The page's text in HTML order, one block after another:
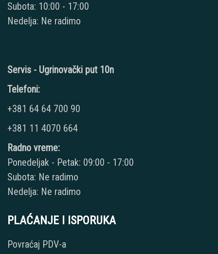
Subota: 10:00 - 17:00
Nedelja: Ne radimo
Servis - Ugrinovački put 10n
Telefoni:
+381 64 64 700 90
+381 11 4070 664
Radno vreme:
Ponedeljak - Petak: 09:00 - 17:00
Subota: Ne radimo
Nedelja: Ne radimo
PLAĆANJE I ISPORUKA
Povraćaj PDV-a